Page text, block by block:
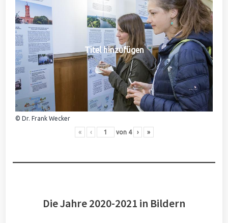
Titel hinzufügen
© Dr. Frank Wecker
« ‹ von 4 › »
Die Jahre 2020-2021 in Bildern